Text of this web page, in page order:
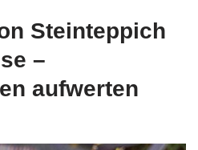
Steinteppich
–
aufwerten